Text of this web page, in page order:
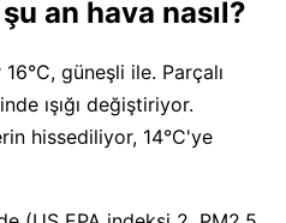
an hava nasıl?
güneşli ile. Parçalı
ışığı değiştiriyor.
hissediliyor, 14°C'ye